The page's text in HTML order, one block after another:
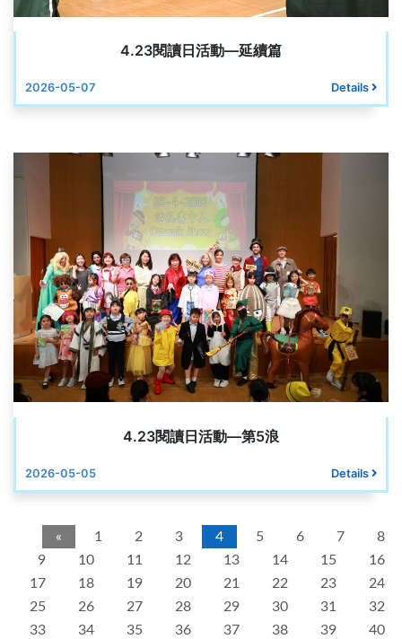
4.23閱讀日活動—延續篇
2026-05-07 Details
4.23閱讀日活動—第5浪
2026-05-05 Details
« 1 2 3 4 5 6 7
8
9
10 11 12 13 14 15
16
17
18 19 20 21 22 23
24
25
26 27 28 29 30 31
32
33
34 35 36 37 38 39 40